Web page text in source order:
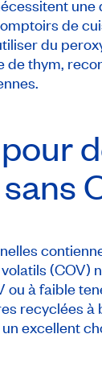
de
du
de thym,
(COV)
ou à faible
recyclées à
excellent